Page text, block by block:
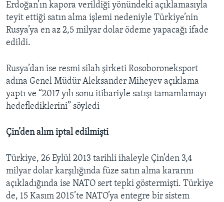
Erdoğan’ın kapora verildiği yönündeki açıklamasıyla
teyit ettiği satın alma işlemi nedeniyle Türkiye’nin
Rusya’ya en az 2,5 milyar dolar ödeme yapacağı ifade
edildi.
Rusya’dan ise resmi silah şirketi Rosoboroneksport
adına Genel Müdür Aleksander Miheyev açıklama
yaptı ve “2017 yılı sonu itibariyle satışı tamamlamayı
hedeflediklerini” söyledi
Çin’den alım iptal edilmişti
Türkiye, 26 Eylül 2013 tarihli ihaleyle Çin’den 3,4
milyar dolar karşılığında füze satın alma kararını
açıkladığında ise NATO sert tepki göstermişti. Türkiye
de, 15 Kasım 2015’te NATO’ya entegre bir sistem